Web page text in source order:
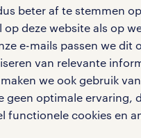
beter af te stemmen
op deze website als op
e-mails passen we dit
van relevante
we ook gebruik
geen optimale ervaring,
functionele cookies en
leukste content omtrent
en inspiratie.